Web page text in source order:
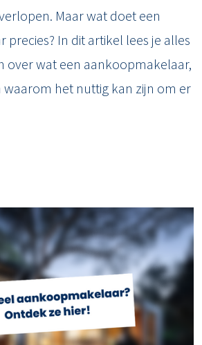
Maar wat doet een
In dit artikel lees je alles
over wat een aankoopmakelaar,
waarom het nuttig kan zijn om er